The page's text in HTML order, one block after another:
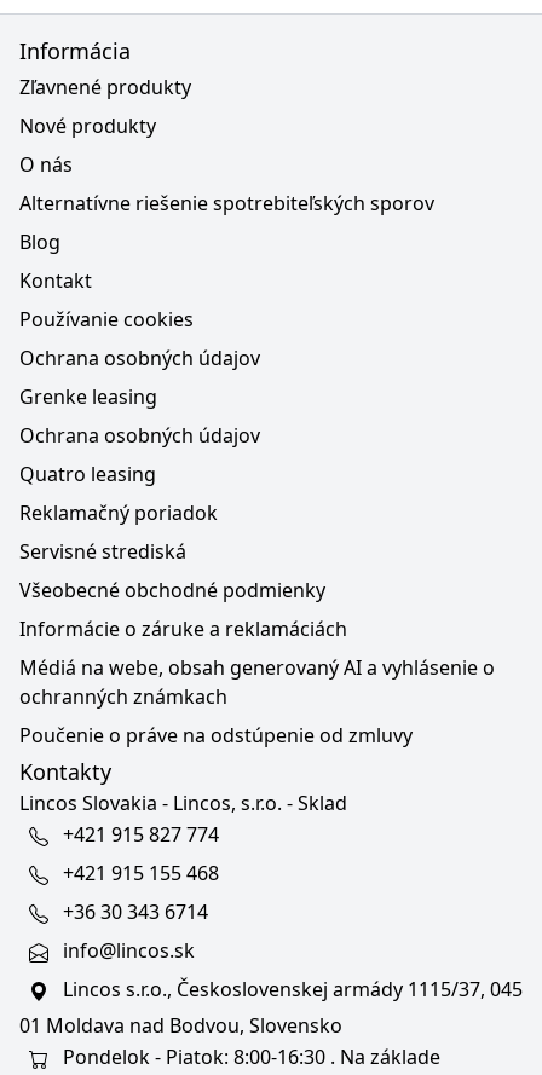
Informácia
Zľavnené produkty
Nové produkty
O nás
Alternatívne riešenie spotrebiteľských sporov
Blog
Kontakt
Používanie cookies
Ochrana osobných údajov
Grenke leasing
Ochrana osobných údajov
Quatro leasing
Reklamačný poriadok
Servisné strediská
Všeobecné obchodné podmienky
Informácie o záruke a reklamáciách
Médiá na webe, obsah generovaný AI a vyhlásenie o
ochranných známkach
Poučenie o práve na odstúpenie od zmluvy
Kontakty
Lincos Slovakia - Lincos, s.r.o. - Sklad
+421 915 827 774
+421 915 155 468
+36 30 343 6714
info@lincos.sk
Lincos s.r.o., Československej armády 1115/37, 045
01 Moldava nad Bodvou, Slovensko
Pondelok - Piatok: 8:00-16:30 . Na základe